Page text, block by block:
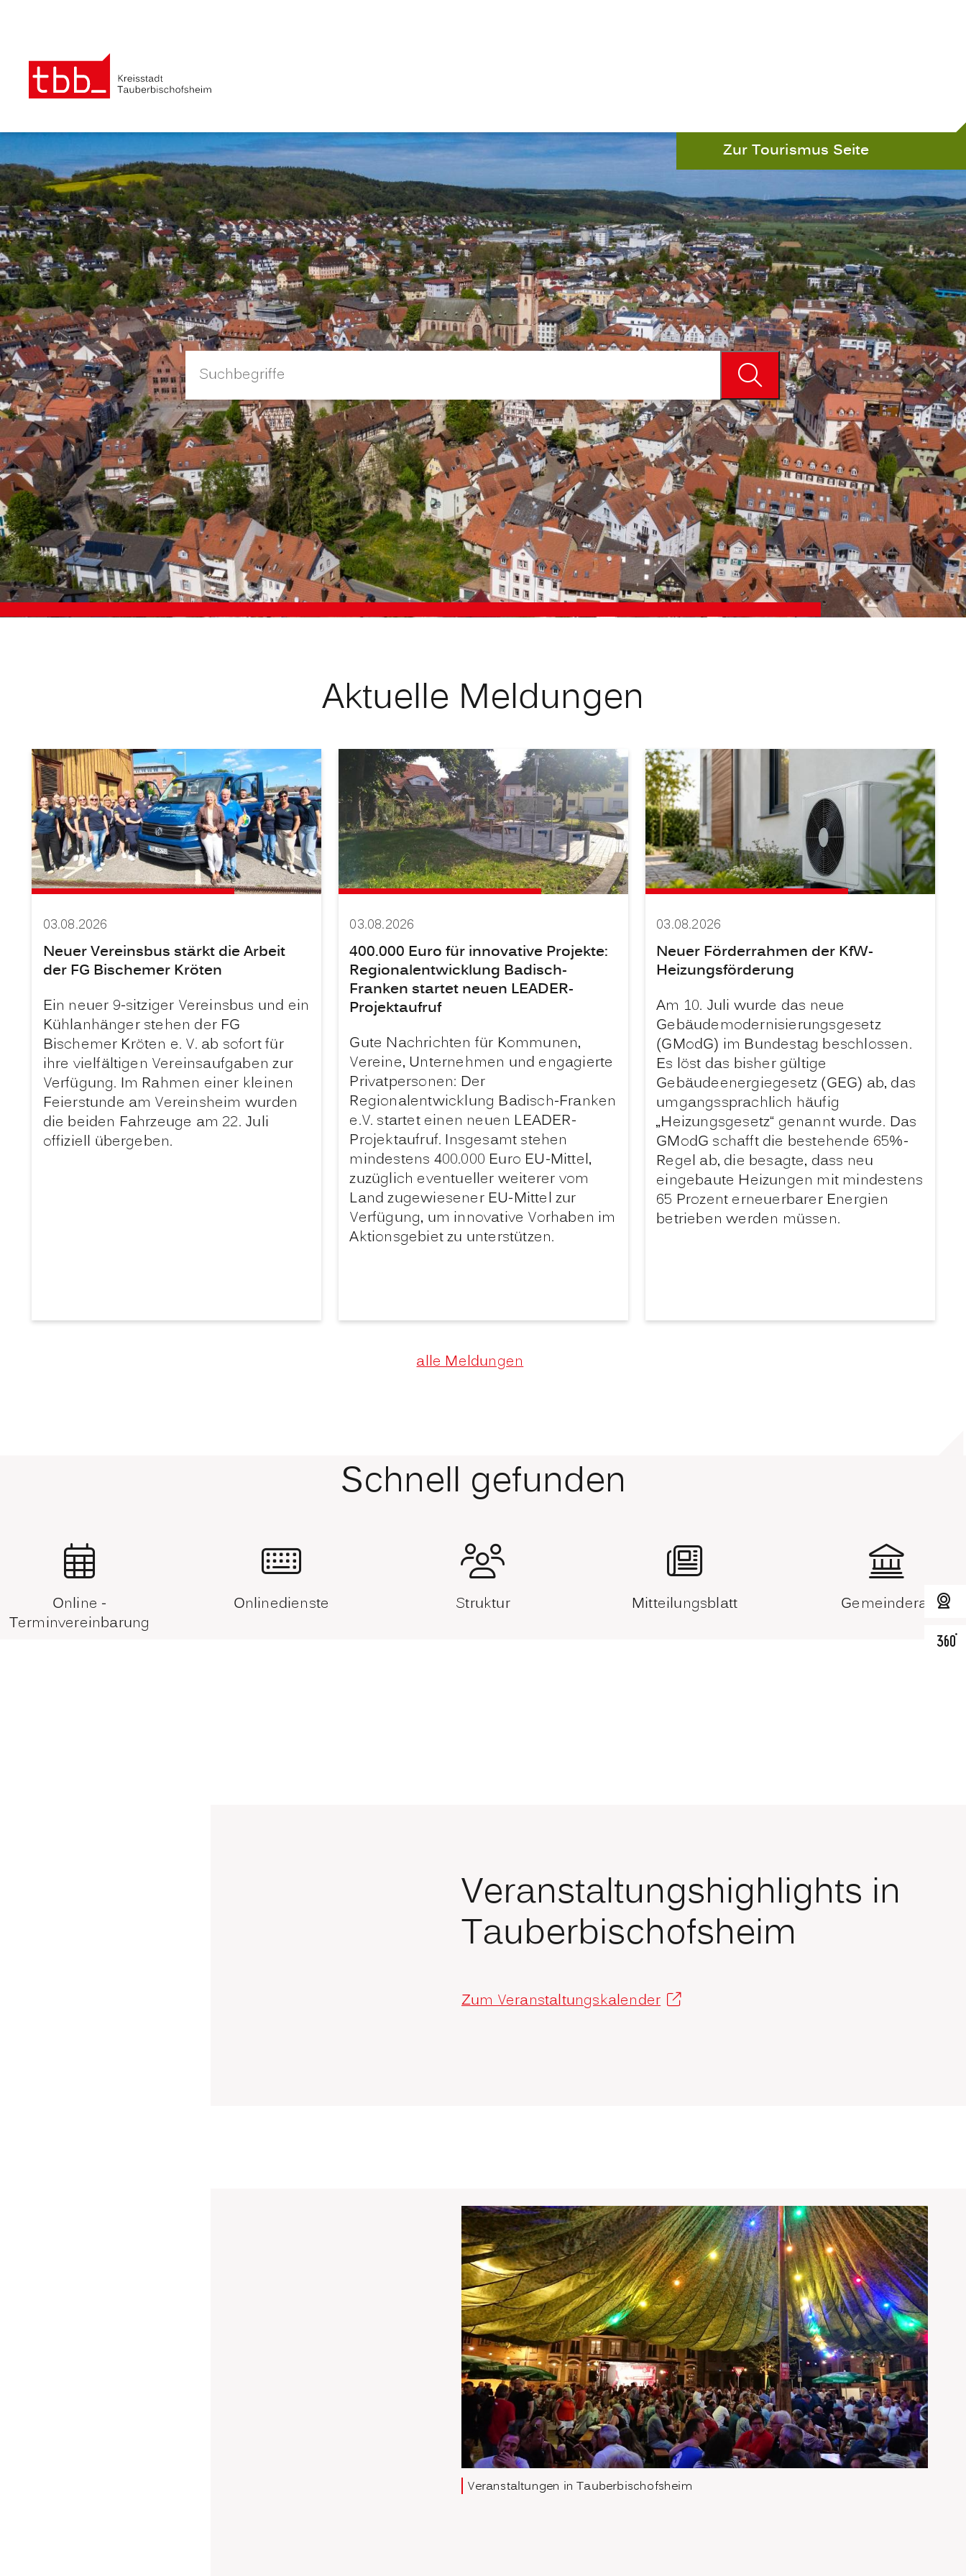
Zur Tourismus Seite
Aktuelle Meldungen
03.08.2026
Neuer Vereinsbus stärkt die Arbeit
der FG Bischemer Kröten
Ein neuer 9-sitziger Vereinsbus und ein
Kühlanhänger stehen der FG
Bischemer Kröten e. V. ab sofort für
ihre vielfältigen Vereinsaufgaben zur
Verfügung. Im Rahmen einer kleinen
Feierstunde am Vereinsheim wurden
die beiden Fahrzeuge am 22. Juli
offiziell übergeben.
03.08.2026
400.000 Euro für innovative Projekte:
Regionalentwicklung Badisch-
Franken startet neuen LEADER-
Projektaufruf
Gute Nachrichten für Kommunen,
Vereine, Unternehmen und engagierte
Privatpersonen: Der
Regionalentwicklung Badisch-Franken
e.V. startet einen neuen LEADER-
Projektaufruf. Insgesamt stehen
mindestens 400.000 Euro EU-Mittel,
zuzüglich eventueller weiterer vom
Land zugewiesener EU-Mittel zur
Verfügung, um innovative Vorhaben im
Aktionsgebiet zu unterstützen.
03.08.2026
Neuer Förderrahmen der KfW-
Heizungsförderung
Am 10. Juli wurde das neue
Gebäudemodernisierungsgesetz
(GModG) im Bundestag beschlossen.
Es löst das bisher gültige
Gebäudeenergiegesetz (GEG) ab, das
umgangssprachlich häufig
„Heizungsgesetz“ genannt wurde. Das
GModG schafft die bestehende 65%-
Regel ab, die besagte, dass neu
eingebaute Heizungen mit mindestens
65 Prozent erneuerbarer Energien
betrieben werden müssen.
alle Meldungen
Schnell gefunden
Online -
Terminvereinbarung
Onlinedienste Struktur Mitteilungsblatt Gemeinderat
Veranstaltungshighlights in
Tauberbischofsheim
Zum Veranstaltungskalender
Veranstaltungen in Tauberbischofsheim